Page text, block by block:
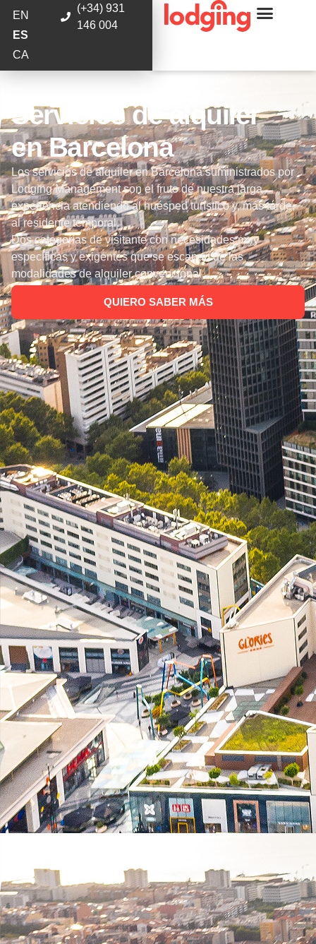
EN
ES
CA
(+34) 931
146 004
Servicios de alquiler
en Barcelona
Los servicios de alquiler en Barcelona suministrados por
Lodging Management son el fruto de nuestra larga
experiencia atendiendo al huésped turístico y, más tarde,
al residente temporal.
Dos categorías de visitante con necesidades muy
específicas y exigentes que se escapan de las
modalidades de alquiler convencional.
QUIERO SABER MÁS